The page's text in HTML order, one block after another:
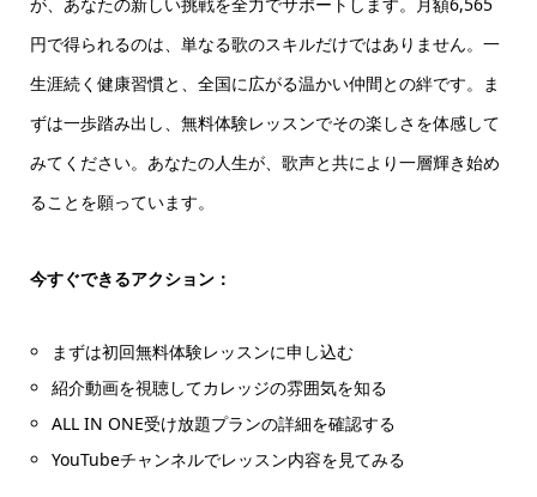
円で得られるのは、単なる歌のスキルだけではありません。一
生涯続く健康習慣と、全国に広がる温かい仲間との絆です。ま
ずは一歩踏み出し、無料体験レッスンでその楽しさを体感して
みてください。あなたの人生が、歌声と共により一層輝き始め
ることを願っています。
今すぐできるアクション：
まずは初回無料体験レッスンに申し込む
紹介動画を視聴してカレッジの雰囲気を知る
ALL IN ONE受け放題プランの詳細を確認する
YouTubeチャンネルでレッスン内容を見てみる